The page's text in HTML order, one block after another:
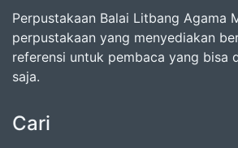
Perpustakaan Balai Litbang Agama
perpustakaan yang menyediakan
referensi untuk pembaca yang bisa
saja.
Cari